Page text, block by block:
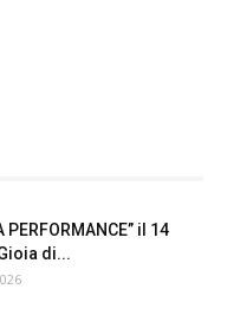
PERFORMANCE” il 14
di...